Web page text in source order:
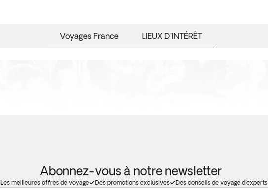
Voyages France LIEUX D'INTÉRÊT
Abonnez-vous à notre newsletter
Les meilleures offres de voyage Des promotions exclusives Des conseils de voyage d'experts